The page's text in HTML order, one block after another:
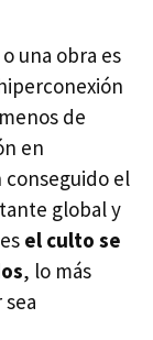
una obra es
de
en
el
global y
el culto se
, lo más